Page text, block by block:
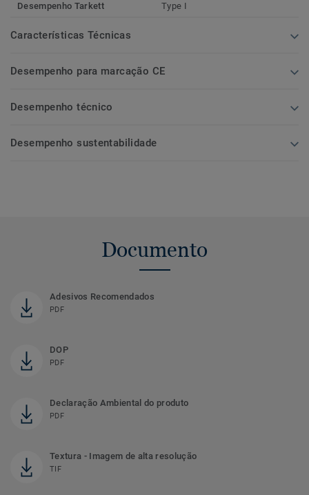
Desempenho Tarkett Type I
Características Técnicas
Desempenho para marcação CE
Desempenho técnico
Desempenho sustentabilidade
Documento
Adesivos Recomendados
PDF
DOP
PDF
Declaração Ambiental do produto
PDF
Textura - Imagem de alta resolução
TIF